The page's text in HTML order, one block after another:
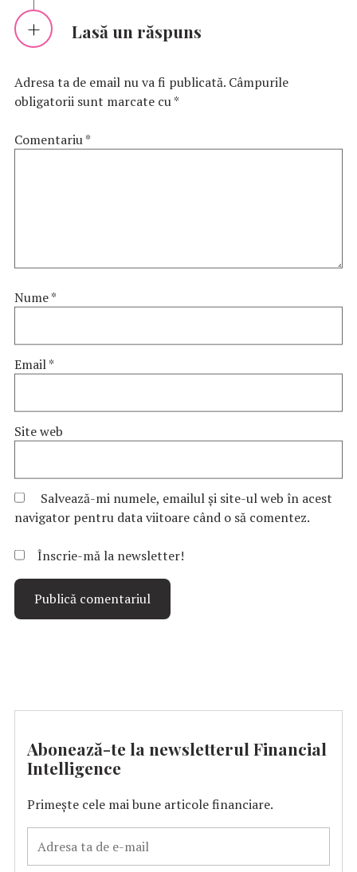
Lasă un răspuns
Adresa ta de email nu va fi publicată. Câmpurile
obligatorii sunt marcate cu*
Comentariu*
Nume*
Email*
Site web
Salvează-mi numele, emailul și site-ul web în acest
navigator pentru data viitoare când o să comentez.
Înscrie-mă la newsletter!
Abonează-te la newsletterul Financial
Intelligence
Primește cele mai bune articole financiare.